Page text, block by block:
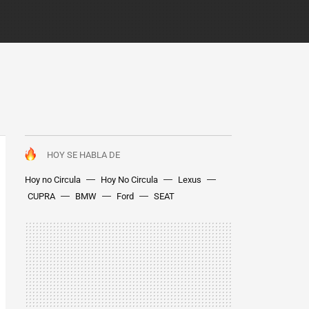
HOY SE HABLA DE
Hoy no Circula Hoy No Circula
Lexus
CUPRA
BMW Ford SEAT